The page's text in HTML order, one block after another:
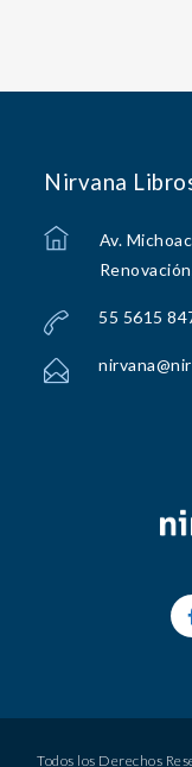
Nirvana
Av.
55 5615
Todos los Derechos